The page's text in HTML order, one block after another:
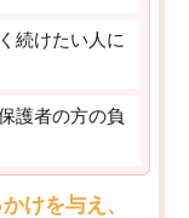
続けたい人に
護者の方の負
けを与え、